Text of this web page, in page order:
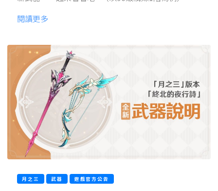
閱讀更多
月之三 武器 遊戲官方公告